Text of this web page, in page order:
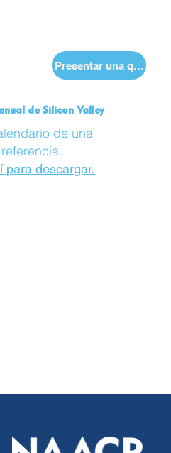
Presentar una queja
de Silicon Valley
de una
para descargar.